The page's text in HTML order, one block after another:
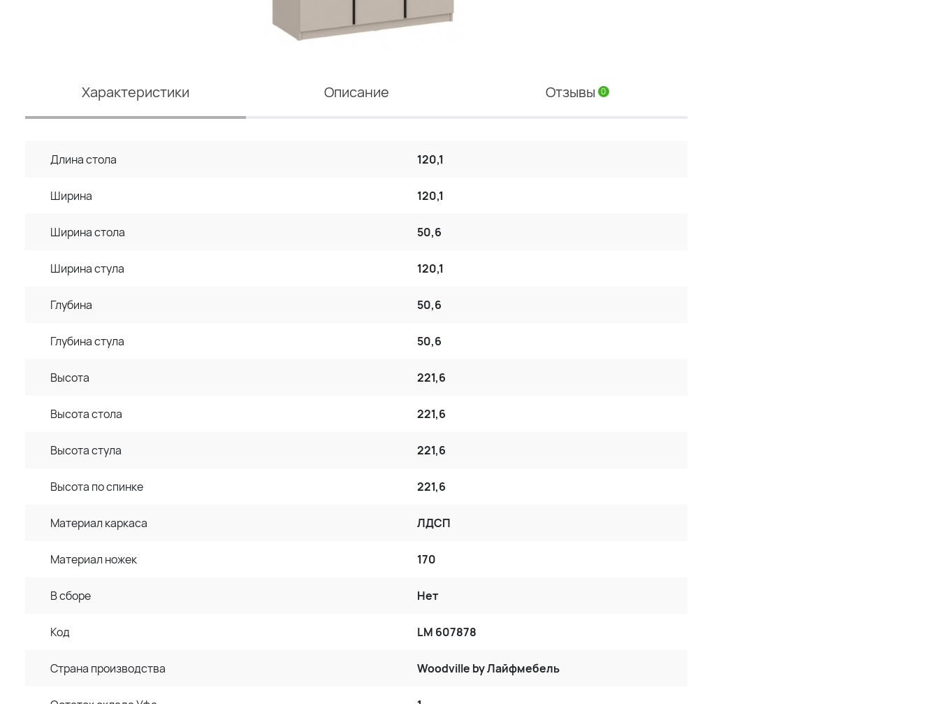
Характеристики Описание Отзывы 0
Длина стола 120,1
Ширина 120,1
Ширина стола 50,6
Ширина стула 120,1
Глубина 50,6
Глубина стула 50,6
Высота 221,6
Высота стола 221,6
Высота стула 221,6
Высота по спинке 221,6
Материал каркаса ЛДСП
Материал ножек 170
В сборе Нет
Код LM 607878
Страна производства Woodville by Лайфмебель